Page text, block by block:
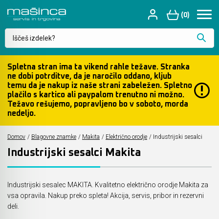
(0)
Spletna stran ima ta vikend rahle težave. Stranka
ne dobi potrditve, da je naročilo oddano, kljub
temu da je nakup iz naše strani zabeležen. Spletno
plačilo s kartico ali paypalom trenutno ni možno.
Težavo rešujemo, popravljeno bo v soboto, morda
nedeljo.
Domov / Blagovne znamke / Makita / Električno orodje / Industrijski sesalci
Industrijski sesalci Makita
Industrijski sesalec MAKITA. Kvalitetno električno orodje Makita za
vsa opravila. Nakup preko spleta! Akcija, servis, pribor in rezervni
deli.
Makita
Bosch
NOVOPRESS - Stiskalna orodja za cevi
KREG - ročno orodje za mizarje
OLFA - noži in rezila
STABILA - Merilna orodja
Akumulatorske kosilnice
Akumulatorske kose
Akumulatorske verižne žage
Akumulatorski puhalniki za listje
Akumulatorske škarje za živo mejo
Akumulatorske škropilnice
Motorne, električne in akumulatorske vrtne
kosilnice
Motorne, električne in akumulatorske vrtne
kose
Škarje za živo mejo in travo
Puhalniki za listje
Akumulatorji, polnilniki in adapterji
Zaščitne rokavice
Maktrak sistem kovčkov
Makpac sistem kovčkov
Kovčki za specifična orodja
Little Giant - Profesionalni sistemi Lestev
Laserski merilnik razdalj
Križni laserski merilniki
Rotacijski laserji
Točkovni laserji
Detektorji in merilniki
Laserji za talne površine
Kaj vas zanima?